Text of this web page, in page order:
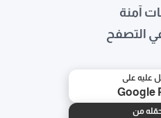
آمنة
التصفح
عليه على
Google
من